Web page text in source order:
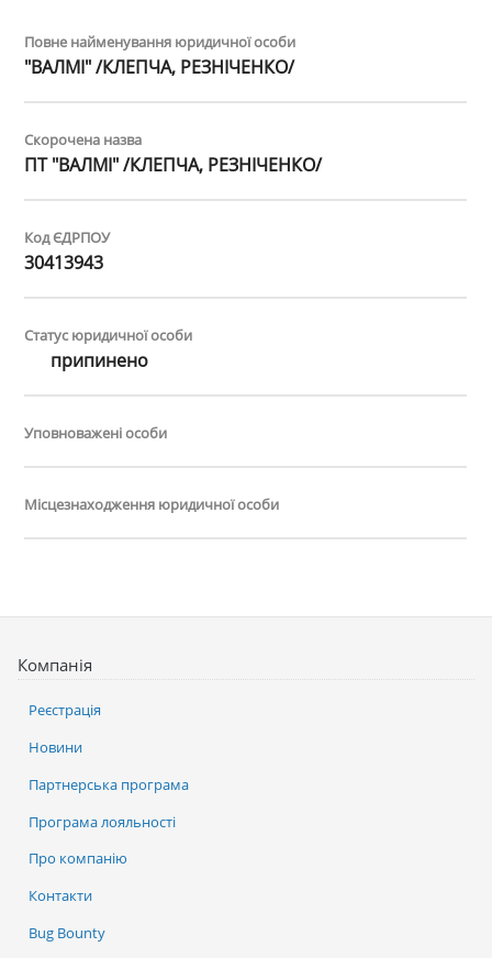
Повне найменування юридичної особи
"ВАЛМІ" /КЛЕПЧА, РЕЗНІЧЕНКО/
Скорочена назва
ПТ "ВАЛМІ" /КЛЕПЧА, РЕЗНІЧЕНКО/
Код ЄДРПОУ
30413943
Статус юридичної особи
припинено
Уповноважені особи
Місцезнаходження юридичної особи
Компанія
Реєстрація
Новини
Партнерська програма
Програма лояльності
Про компанію
Контакти
Bug Bounty